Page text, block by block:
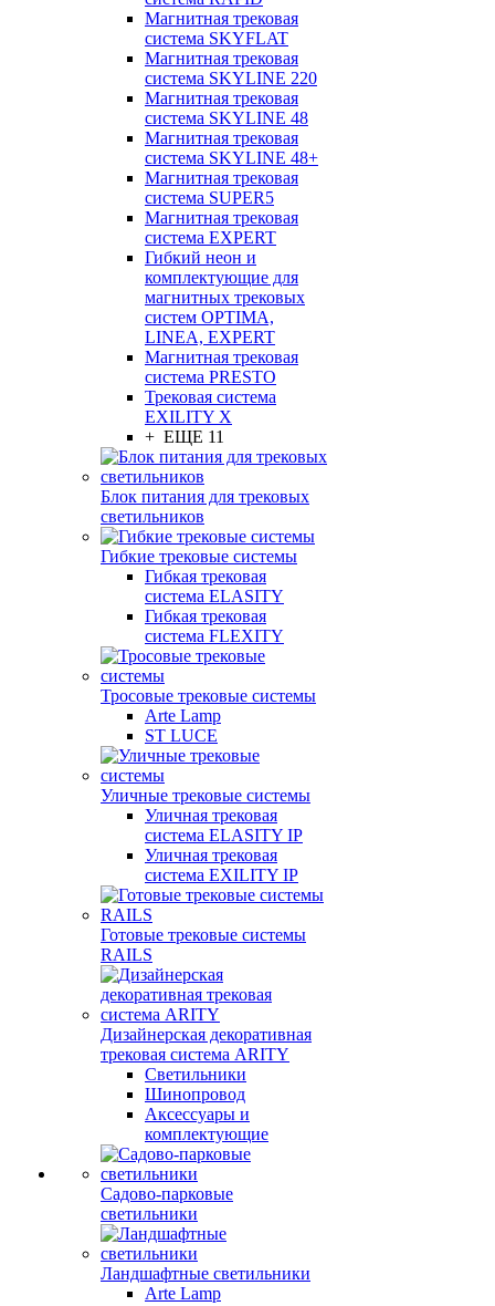
Магнитная трековая
система SKYFLAT
Магнитная трековая
система SKYLINE 220
Магнитная трековая
система SKYLINE 48
Магнитная трековая
система SKYLINE 48+
Магнитная трековая
система SUPER5
Магнитная трековая
система EXPERT
Гибкий неон и
комплектующие для
магнитных трековых
систем OPTIMA,
LINEA, EXPERT
Магнитная трековая
система PRESTO
Трековая система
EXILITY X
+ ЕЩЕ 11
Блок питания для трековых
светильников
Гибкие трековые системы
Гибкая трековая
система ELASITY
Гибкая трековая
система FLEXITY
Тросовые трековые системы
Arte Lamp
ST LUCE
Уличные трековые системы
Уличная трековая
система ELASITY IP
Уличная трековая
система EXILITY IP
Готовые трековые системы
RAILS
Дизайнерская декоративная
трековая система ARITY
Светильники
Шинопровод
Аксессуары и
комплектующие
Садово-парковые
светильники
Ландшафтные светильники
Arte Lamp